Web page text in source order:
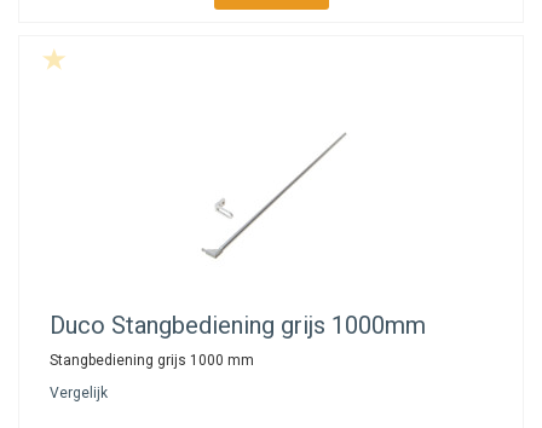
Duco Stangbediening grijs 1000mm
Stangbediening grijs 1000 mm
Vergelijk